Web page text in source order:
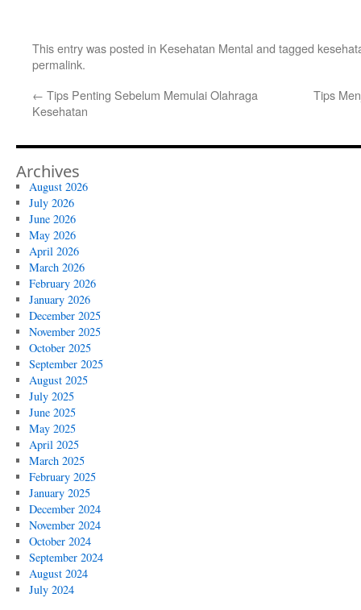
This entry was posted in Kesehatan Mental and tagged
permalink.
← Tips Penting Sebelum Memulai Olahraga
Kesehatan
Tips
Archives
August 2026
July 2026
June 2026
May 2026
April 2026
March 2026
February 2026
January 2026
December 2025
November 2025
October 2025
September 2025
August 2025
July 2025
June 2025
May 2025
April 2025
March 2025
February 2025
January 2025
December 2024
November 2024
October 2024
September 2024
August 2024
July 2024